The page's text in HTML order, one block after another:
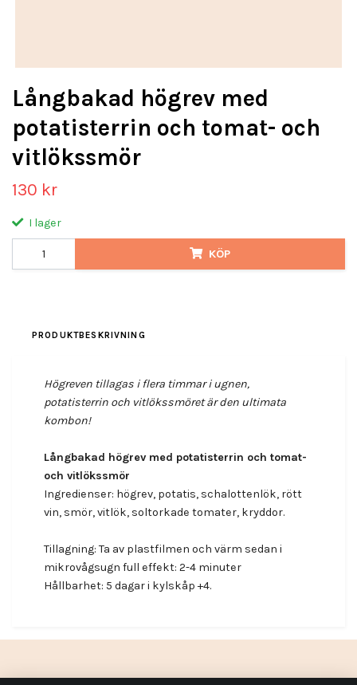
Långbakad högrev med
potatisterrin och tomat- och
vitlökssmör
130 kr
I lager
KÖP
PRODUKTBESKRIVNING
Högreven tillagas i flera timmar i ugnen,
potatisterrin och vitlökssmöret är den ultimata
kombon!
Långbakad högrev med potatisterrin och tomat-
och vitlökssmör
Ingredienser: högrev, potatis, schalottenlök, rött
vin, smör, vitlök, soltorkade tomater, kryddor.
Tillagning: Ta av plastfilmen och värm sedan i
mikrovågsugn full effekt: 2-4 minuter
Hållbarhet: 5 dagar i kylskåp +4.